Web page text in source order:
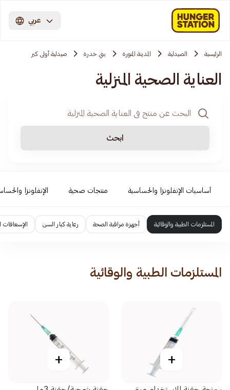
عربي
الرئيسية الصيدلية المدينة المنورة بني خدرة صيدلية أولى كير
العناية الصحية المنزلية
ابحث
أساسيات الإنفلونزا والحساسية منتجات صحية الإنفلونزا
المستلزمات الطبية والوقائية أجهزة مراقبة الصحة رعاية كبار السن الإسعافات
المستلزمات الطبية والوقائية
+
+